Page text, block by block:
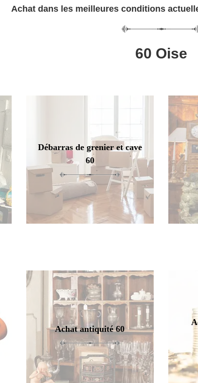
Achat dans les meilleures conditions
60 Oise
Débarras de grenier et cave
60
Achat antiquité 60